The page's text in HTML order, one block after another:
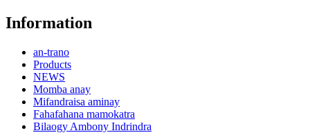
Information
an-trano
Products
NEWS
Momba anay
Mifandraisa aminay
Fahafahana mamokatra
Bilaogy Ambony Indrindra